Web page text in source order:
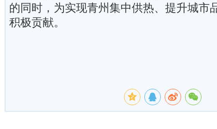
的同时，为实现青州集中供热、提升城市
积极贡献。